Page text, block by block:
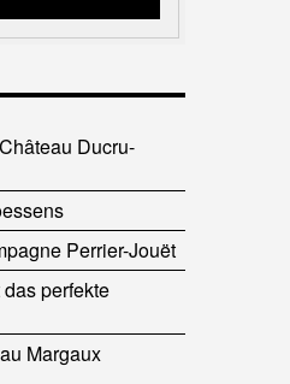
Ducru-
Perrier-Jouët
perfekte
Margaux